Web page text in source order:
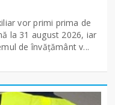
vor primi prima de
la 31 august 2026, iar
de învățământ v...